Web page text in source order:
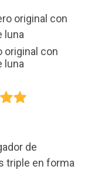
original con
luna